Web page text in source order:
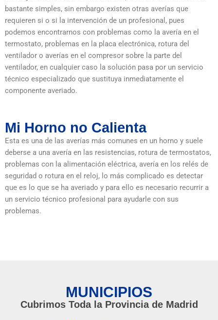
bastante simples, sin embargo existen otras averías que
requieren si o si la intervención de un profesional, pues
podemos encontrarnos con problemas como la avería en el
termostato, problemas en la placa electrónica, rotura del
ventilador o averías en el compresor sobre la parte del
ventilador, en cualquier caso la solución pasa por un servicio
técnico especializado que sustituya inmediatamente el
componente averiado.
Mi Horno no Calienta
Esta es una de las averías más comunes en un horno y suele
deberse a una avería en las resistencias, rotura de termostatos,
problemas con la alimentación eléctrica, avería en los relés de
seguridad o rotura en el reloj, lo más complicado es detectar
que es lo que se ha averiado y para ello es necesario recurrir a
un servicio técnico profesional para ayudarle con sus
problemas.
MUNICIPIOS
Cubrimos Toda la Provincia de Madrid